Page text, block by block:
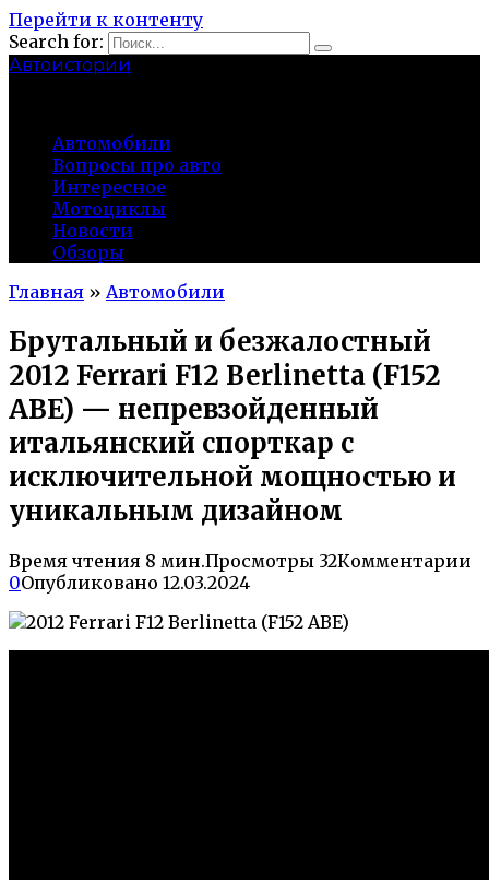
Перейти к контенту
Search for:
Автоистории
Автомобили
Вопросы про авто
Интересное
Мотоциклы
Новости
Обзоры
Главная » Автомобили
Брутальный и безжалостный
2012 Ferrari F12 Berlinetta (F152
ABE) — непревзойденный
итальянский спорткар с
исключительной мощностью и
уникальным дизайном
Время чтения 8 мин.Просмотры 32Комментарии
0Опубликовано 12.03.2024